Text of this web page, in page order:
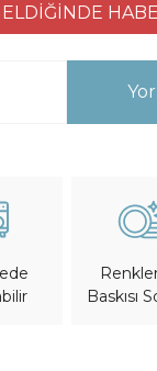
Baskısı